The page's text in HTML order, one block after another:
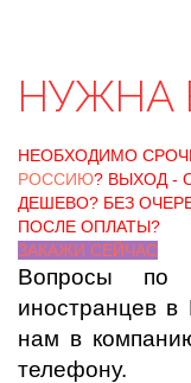
НУЖНА
НЕОБХОДИМО
РОССИЮ? ВЫХОД -
ДЕШЕВО? БЕЗ
ПОСЛЕ ОПЛАТЫ?
ЗАКАЖИ СЕЙЧАС
Вопросы по
иностранцев в
нам в
телефону.